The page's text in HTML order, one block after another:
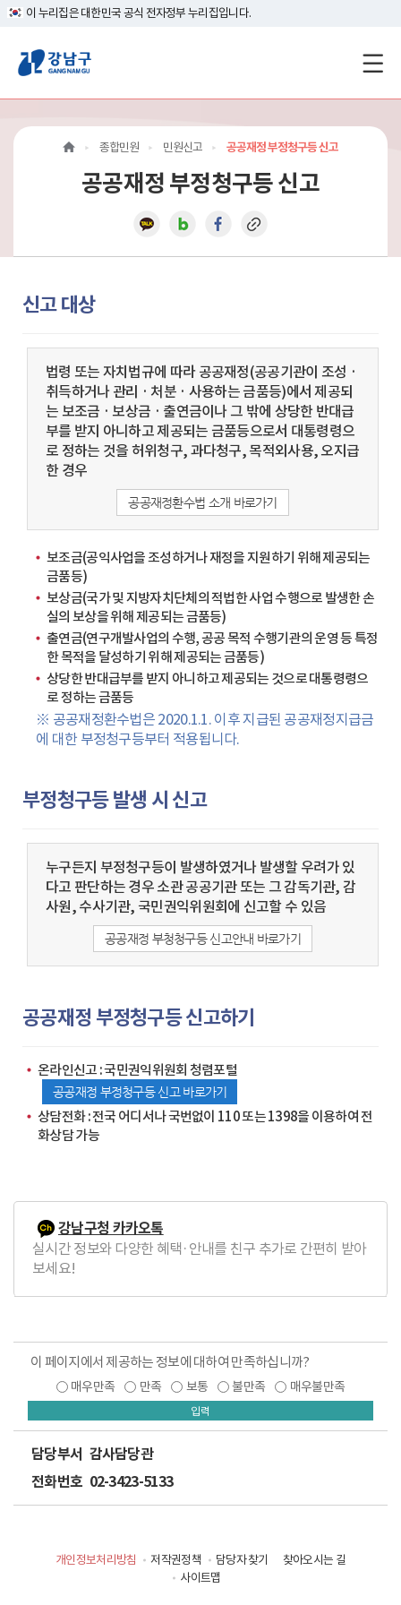
이 누리집은 대한민국 공식 전자정부 누리집입니다.
강
남
구
메
인
동
종합민원 민원신고 공공재정 부정청구등 신고
공공재정 부정청구등 신고
신고 대상
법령 또는 자치법규에 따라 공공재정(공공기관이 조성 ·
취득하거나 관리 · 처분 · 사용하는 금품등)에서 제공되
는 보조금 · 보상금 · 출연금이나 그 밖에 상당한 반대급
부를 받지 아니하고 제공되는 금품등으로서 대통령령으
로 정하는 것을 허위청구, 과다청구, 목적외사용, 오지급
한 경우
공공재정환수법 소개 바로가기
보조금(공익사업을 조성하거나 재정을 지원하기 위해 제공되는
금품등)
보상금(국가 및 지방자치단체의 적법한 사업 수행으로 발생한 손
실의 보상을 위해 제공되는 금품등)
출연금(연구개발사업의 수행, 공공 목적 수행기관의 운영 등 특정
한 목적을 달성하기 위해 제공되는 금품등)
상당한 반대급부를 받지 아니하고 제공되는 것으로 대통령령으
로 정하는 금품등
※ 공공재정환수법은 2020.1.1. 이후 지급된 공공재정지급금
에 대한 부정청구등부터 적용됩니다.
부정청구등 발생 시 신고
누구든지 부정청구등이 발생하였거나 발생할 우려가 있
다고 판단하는 경우 소관 공공기관 또는 그 감독기관, 감
사원, 수사기관, 국민권익위원회에 신고할 수 있음
공공재정 부청청구등 신고안내 바로가기
공공재정 부정청구등 신고하기
온라인신고 : 국민권익위원회 청렴포털
공공재정 부정청구등 신고 바로가기
상담전화 : 전국 어디서나 국번없이 110 또는 1398을 이용하여 전
화상담 가능
강남구청 카카오톡
실시간 정보와 다양한 혜택·안내를 친구 추가로 간편히 받아
보세요!
이 페이지에서 제공하는 정보에 대하여 만족하십니까?
매우만족 만족 보통 불만족 매우불만족
입력
담당부서 감사담당관
전화번호 02-3423-5133
개인정보처리방침 저작권정책 담당자 찾기
찾아오시는 길
사이트맵